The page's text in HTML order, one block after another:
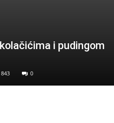
i pudingom
843 0